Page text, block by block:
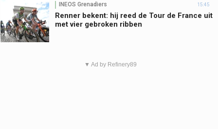
INEOS Grenadiers 15:45
Renner bekent: hij reed de Tour de France uit
met vier gebroken ribben
▼ Ad by Refinery89